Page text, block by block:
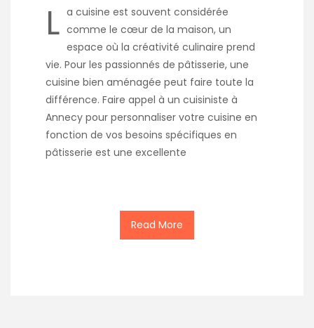
L a cuisine est souvent considérée
comme le cœur de la maison, un
espace où la créativité culinaire prend
vie. Pour les passionnés de pâtisserie, une
cuisine bien aménagée peut faire toute la
différence. Faire appel à un cuisiniste à
Annecy pour personnaliser votre cuisine en
fonction de vos besoins spécifiques en
pâtisserie est une excellente
Read More